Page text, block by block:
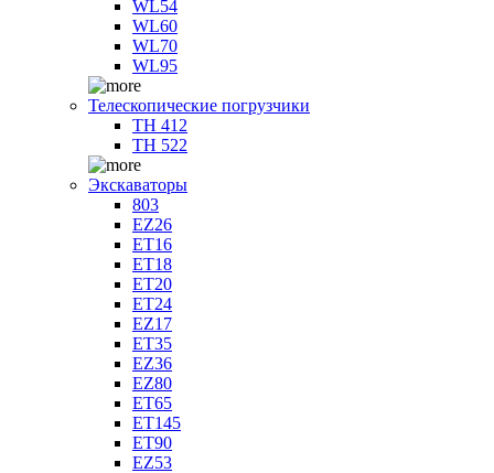
WL54
WL60
WL70
WL95
Телескопические погрузчики
TH 412
TH 522
Экскаваторы
803
EZ26
ET16
ET18
ET20
ET24
EZ17
ET35
EZ36
EZ80
ET65
ET145
ET90
EZ53